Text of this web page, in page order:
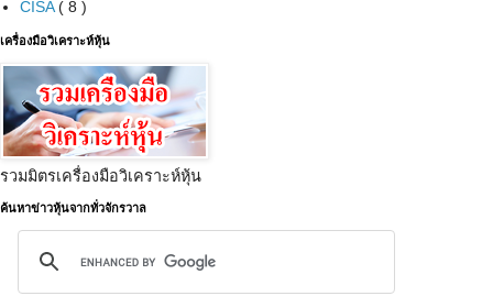
CISA( 8 )
เครื่องมือวิเคราะห์หุ้น
รวมมิตรเครื่องมือวิเคราะห์หุ้น
ค้นหาข่าวหุ้นจากทั่วจักรวาล